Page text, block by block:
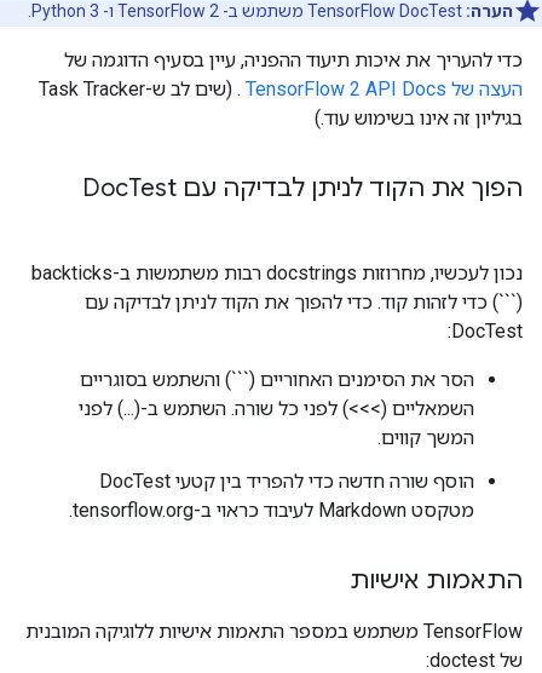
הערה: TensorFlow DocTest משתמש ב- TensorFlow 2 ו- Python 3.
כדי להעריך את איכות תיעוד ההפניה, עיין בסעיף הדוגמה של
העצה של TensorFlow 2 API Docs
. (שים לב ש-Task Tracker
בגיליון זה אינו בשימוש עוד.)
הפוך את הקוד לניתן לבדיקה עם Doc Test
נכון לעכשיו, מחרוזות docstrings רבות משתמשות ב-backticks
(```) כדי לזהות קוד. כדי להפוך את הקוד לניתן לבדיקה עם
DocTest:
הסר את הסימנים האחוריים (```) והשתמש בסוגריים
השמאליים (>>>) לפני כל שורה. השתמש ב-(...) לפני
המשך קווים.
הוסף שורה חדשה כדי להפריד בין קטעי DocTest
מטקסט Markdown לעיבוד כראוי ב-tensorflow.org.
התאמות אישיות
TensorFlow משתמש במספר התאמות אישיות ללוגיקה המובנית
של doctest: